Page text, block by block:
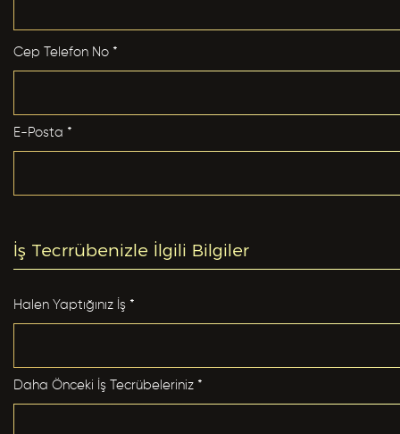
Cep Telefon No *
E-Posta *
İş Tecrrübenizle İlgili Bilgiler
Halen Yaptığınız İş *
Daha Önceki İş Tecrübeleriniz *
Club Inferno da Memnun Olduğunuz Hizmetler? *
Club Inferno da Memnun Olmadığınız Hizmetler? *
Bize Kaç Yıldız Verirdiniz?